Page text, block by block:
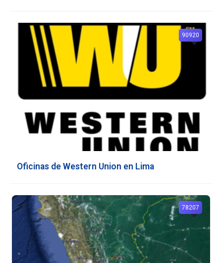
Oficinas de Western Union en Lima
90920
78207